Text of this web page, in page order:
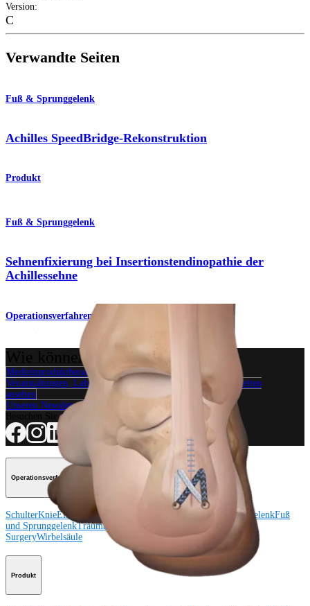
Version:
C
Verwandte Seiten
Fuß & Sprunggelenk
Achilles SpeedBridge-Rekonstruktion
Produkt
Fuß & Sprunggelenk
Sehnenfixierung bei Insertionstendinopathie der
Achillessehne
Operationsverfahren
Wie können wir Ihnen helfen?
Medizinproduktberater:in kontaktieren
Veranstaltungen, Lab-Vorführungen und Schulungsmöglichkeiten
ansehen
Unseren Newsletter abonnieren
Besuchen Sie uns
Operationsverfahren
SchulterKnieEllenbogen Hand und HandgelenkFuß
und SprunggelenkTrauma
Cardiothoracic
SurgeryWirbelsäule
Produkt